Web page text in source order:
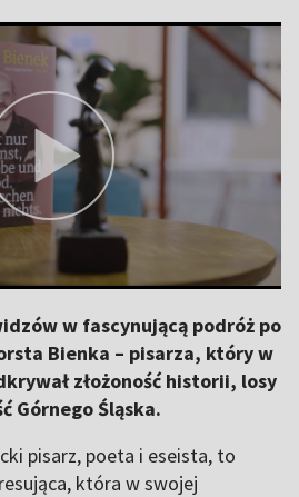
w fascynującą podróż po
Bienka – pisarza, który w
złożoność historii, losy
Górnego Śląska.
pisarz, poeta i eseista, to
która w swojej